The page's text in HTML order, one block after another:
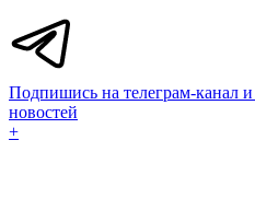
Подпишись на телеграм-канал и
новостей
+